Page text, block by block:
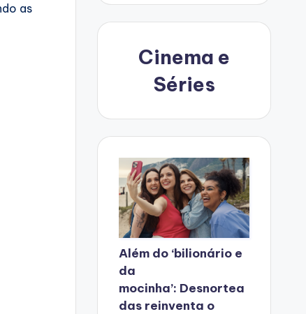
as
Cinema e
Séries
Além do ‘bilionário e
da
mocinha’: Desnortea
das reinventa o